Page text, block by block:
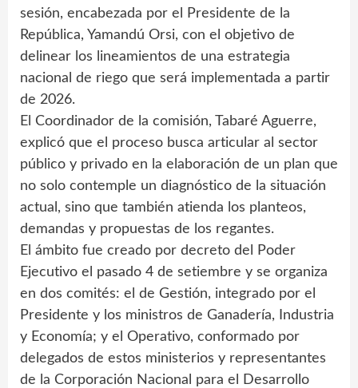
sesión, encabezada por el Presidente de la
República, Yamandú Orsi, con el objetivo de
delinear los lineamientos de una estrategia
nacional de riego que será implementada a partir
de 2026.
El Coordinador de la comisión, Tabaré Aguerre,
explicó que el proceso busca articular al sector
público y privado en la elaboración de un plan que
no solo contemple un diagnóstico de la situación
actual, sino que también atienda los planteos,
demandas y propuestas de los regantes.
El ámbito fue creado por decreto del Poder
Ejecutivo el pasado 4 de setiembre y se organiza
en dos comités: el de Gestión, integrado por el
Presidente y los ministros de Ganadería, Industria
y Economía; y el Operativo, conformado por
delegados de estos ministerios y representantes
de la Corporación Nacional para el Desarrollo